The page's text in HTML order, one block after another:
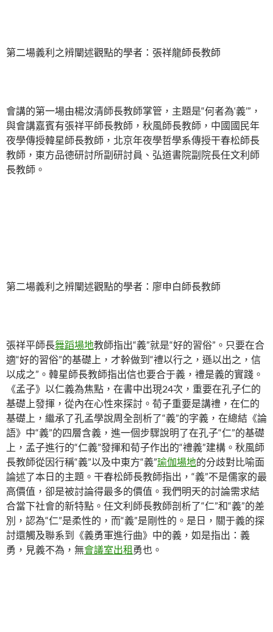
第二場義利之辨闡述觀點的學者：張祥龍師長教師
會講的第一場由楊汝清師長教師掌管，主題是“何者為‘義’”，
與會講嘉賓有張祥平師長教師，秋風師長教師，中國國民年
夜學傳授韓星師長教師，北京年夜學哲學系傳授干春松師長
教師，東方品德研討所副研討員、弘道書院副院長任文利師
長教師。
第二場義利之辨闡述觀點的學者：廖申白師長教師
張祥平師長舞蹈場地教師指出“義”就是“好的習俗”。只要在合
適“好的習俗”的基礎上，才幹做到“禮以行之，遜以出之，信
以成之”。韓星師長教師指出信也要合于義，禮是義的實踐。
《孟子》以仁義為焦點，在書中出現24次，重要在孔子仁的
基礎上發揮，從內在心性來探討。荀子重要是講禮，在仁的
基礎上，繼承了孔孟學說周全剖析了“義”的字義，在總結《論
語》中“義”的四層含義，進一個步驟說明了在孔子“仁”的基礎
上，孟子進行的“仁義”發揮和荀子作出的“禮義”建構。秋風師
長教師從因行稱“義”以及中東方“義”瑜伽場地的分歧對比喻面
論述了本日的主題。干春松師長教師指出，“義”不是儒家的最
高價值，卻是被討論得最多的價值。我們明天的討論需求結
合當下社會的新特點。任文利師長教師剖析了“仁”和“義”的差
別，認為“仁”是柔性的，而“義”是剛性的。是日，關于義的探
討還觸及聯系到《義勇軍進行曲》中的義，如是指出：義
勇，見義不為，無會議室出租勇也。